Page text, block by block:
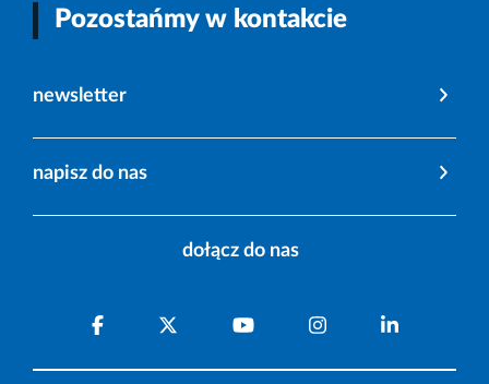
Pozostańmy w kontakcie
newsletter
napisz do nas
dołącz do nas